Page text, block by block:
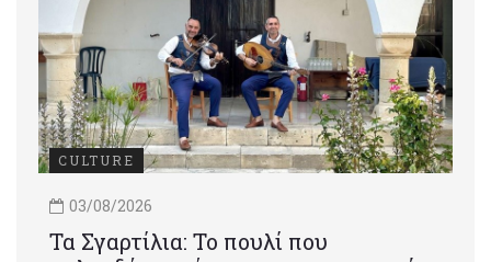
CULTURE
03/08/2026
Τα Σγαρτίλια: Το πουλί που